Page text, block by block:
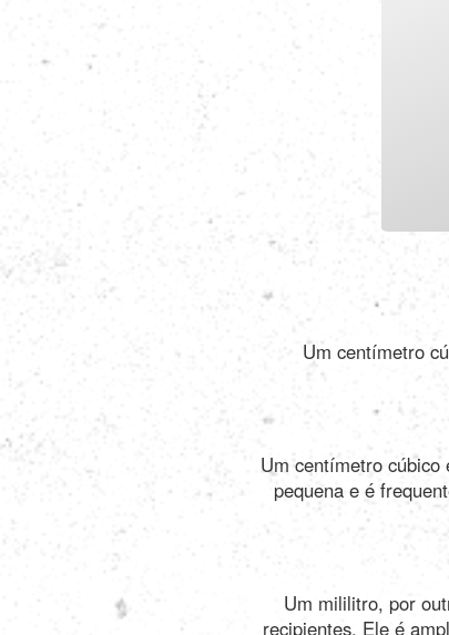
Um centímetro
Um centímetro cúbico
pequena e é
Um mililitro, por
recipientes. Ele é